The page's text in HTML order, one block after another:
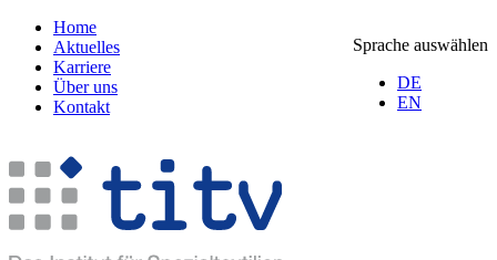
Sprache auswählen
DE
EN
Home
Aktuelles
Karriere
Über uns
Kontakt